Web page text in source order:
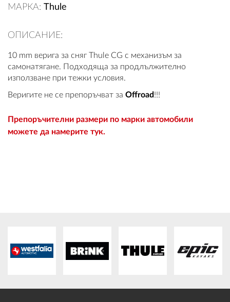
МАРКА: Thule
ОПИСАНИЕ:
10 mm верига за сняг Thule CG с механизъм за
самонатягане. Подходяща за продлължително
използване при тежки условия.
Веригите не се препоръчват за Offroad!!!
Препоръчителни размери по марки автомобили
можете да намерите тук.
УСЛОВИЯ ЗА ДОСТАВКА